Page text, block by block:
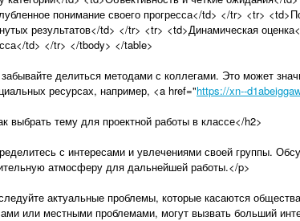
понимание своего прогресса</td> </tr> <tr>
результатов</td> </tr> <tr> <td>Динамическая
td> </tr> </tbody> </table>
делиться методами с коллегами. Это может
ресурсах, например, <a href="https://xn--
выбрать тему для проектной работы в классе</h2>
с интересами и увлечениями своей группы.
атмосферу для дальнейшей работы.</p>
актуальные проблемы, которые касаются
или местными проблемами, могут вызвать больший